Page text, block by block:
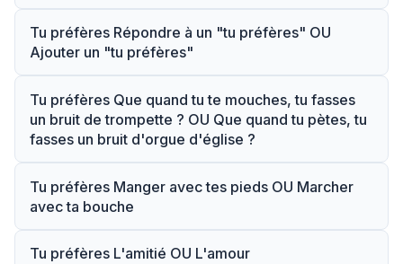
Tu préfères Répondre à un "tu préfères" OU
Ajouter un "tu préfères"
Tu préfères Que quand tu te mouches, tu fasses
un bruit de trompette ? OU Que quand tu pètes, tu
fasses un bruit d'orgue d'église ?
Tu préfères Manger avec tes pieds OU Marcher
avec ta bouche
Tu préfères L'amitié OU L'amour